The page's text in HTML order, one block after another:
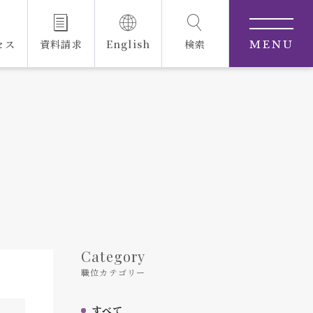
ス 資料請求 English 検索 MENU
Category
職位カテゴリー
すべて